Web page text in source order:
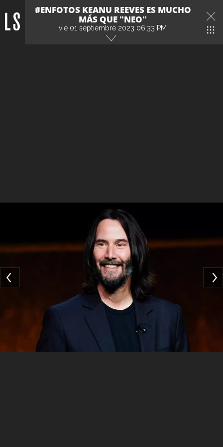
#ENFOTOS KEANU REEVES ES MUCHO
MÁS QUE "NEO"
vie 01 septiembre 2023 06:33 PM